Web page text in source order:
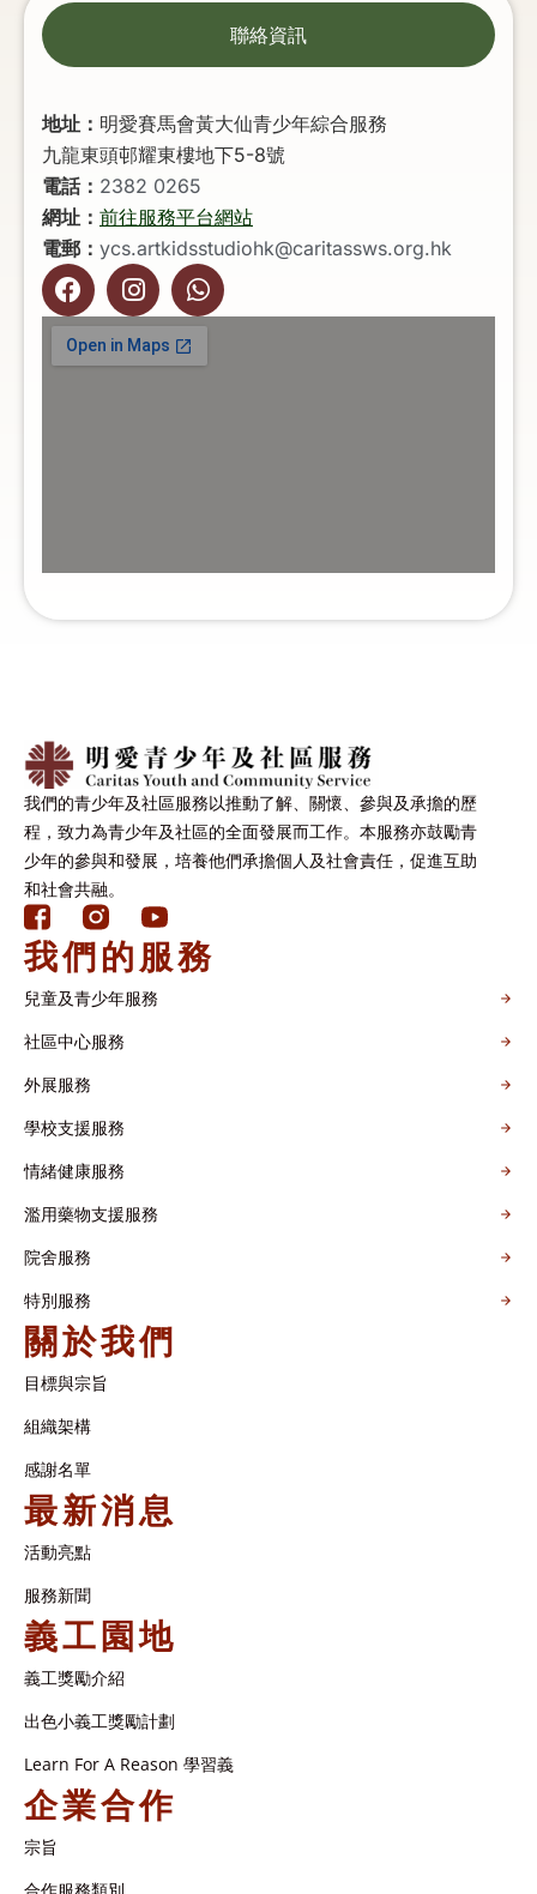
聯絡資訊
地址： 明愛賽馬會黃大仙青少年綜合服務
九龍東頭邨耀東樓地下5-8號
電話： 2382 0265
網址： 前往服務平台網站
電郵： ycs.artkidsstudiohk@caritassws.org.hk
我們的青少年及社區服務以推動了解、關懷、參與及承擔的歷
程，致力為青少年及社區的全面發展而工作。本服務亦鼓勵青
少年的參與和發展，培養他們承擔個人及社會責任，促進互助
和社會共融。
我們的服務
兒童及青少年服務
社區中心服務
外展服務
學校支援服務
情緒健康服務
濫用藥物支援服務
院舍服務
特別服務
關於我們
目標與宗旨
組織架構​
感謝名單​
最新消息
活動亮點
服務新聞
義工園地
義工獎勵介紹
出色小義工獎勵計劃
Learn For A Reason 學習義
企業合作
宗旨